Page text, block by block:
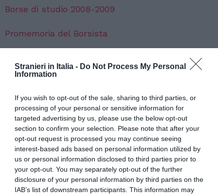
Stranieri in Italia - Do Not Process My Personal
Information
If you wish to opt-out of the sale, sharing to third parties, or
processing of your personal or sensitive information for
targeted advertising by us, please use the below opt-out
section to confirm your selection. Please note that after your
opt-out request is processed you may continue seeing
interest-based ads based on personal information utilized by
us or personal information disclosed to third parties prior to
your opt-out. You may separately opt-out of the further
disclosure of your personal information by third parties on the
IAB’s list of downstream participants. This information may
Borse di studio 2008-2009
Promemoria del Borsista